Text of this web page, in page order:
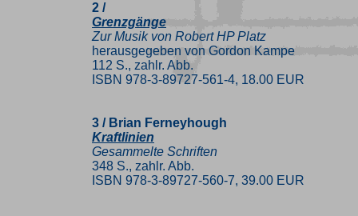
2 /
Grenzgänge
Zur Musik von Robert HP Platz
herausgegeben von Gordon Kampe
112 S., zahlr. Abb.
ISBN 978-3-89727-561-4, 18.00 EUR
3 / Brian Ferneyhough
Kraftlinien
Gesammelte Schriften
348 S., zahlr. Abb.
ISBN 978-3-89727-560-7, 39.00 EUR